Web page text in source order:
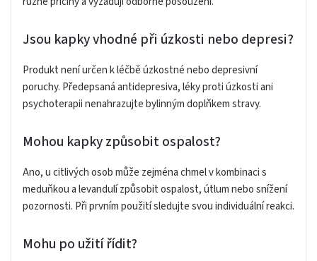
Jsou kapky vhodné při úzkosti nebo depresi?
Produkt není určen k léčbě úzkostné nebo depresivní
poruchy. Předepsaná antidepresiva, léky proti úzkosti ani
psychoterapii nenahrazujte bylinným doplňkem stravy.
Mohou kapky způsobit ospalost?
Ano, u citlivých osob může zejména chmel v kombinaci s
meduňkou a levandulí způsobit ospalost, útlum nebo snížení
pozornosti. Při prvním použití sledujte svou individuální reakci.
Mohu po užití řídit?